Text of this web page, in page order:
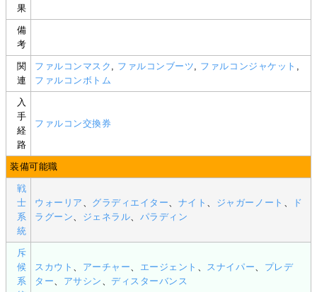
果
備
考
関
連
ファルコンマスク ファルコンブーツ ファルコンジャケット
ファルコンボトム
入
手
経
路
ファルコン交換券
装備可能職
戦
士
系
統
ウォーリア グラディエイター ナイト ジャガーノート
ド
ラグーン
ジェネラル パラディン
斥
候
系
スカウト アーチャー エージェント スナイパー
プレデ
ター
アサシン 、ディスターバンス